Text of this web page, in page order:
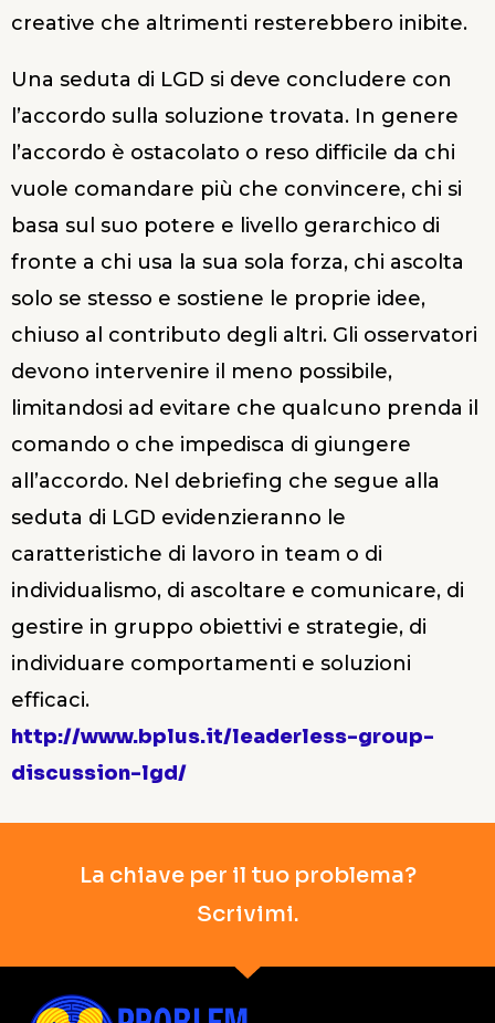
creative che altrimenti resterebbero inibite.
Una seduta di LGD si deve concludere con
l’accordo sulla soluzione trovata. In genere
l’accordo è ostacolato o reso difficile da chi
vuole comandare più che convincere, chi si
basa sul suo potere e livello gerarchico di
fronte a chi usa la sua sola forza, chi ascolta
solo se stesso e sostiene le proprie idee,
chiuso al contributo degli altri. Gli osservatori
devono intervenire il meno possibile,
limitandosi ad evitare che qualcuno prenda il
comando o che impedisca di giungere
all’accordo. Nel debriefing che segue alla
seduta di LGD evidenzieranno le
caratteristiche di lavoro in team o di
individualismo, di ascoltare e comunicare, di
gestire in gruppo obiettivi e strategie, di
individuare comportamenti e soluzioni
efficaci.
http://www.bplus.it/leaderless-group-
discussion-lgd/
La chiave per il tuo problema?
Scrivimi.